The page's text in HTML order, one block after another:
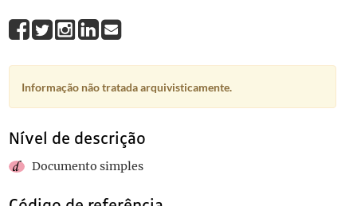
Informação não tratada arquivisticamente.
Nível de descrição
Documento simples